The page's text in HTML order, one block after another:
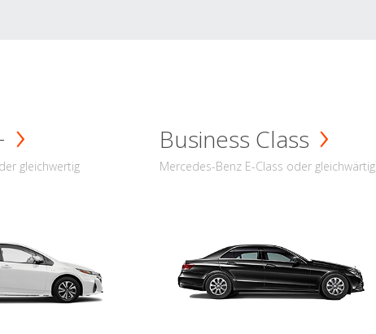
gleichwertig
Business Class
Mercedes-Benz E-Class oder gleichwärtig